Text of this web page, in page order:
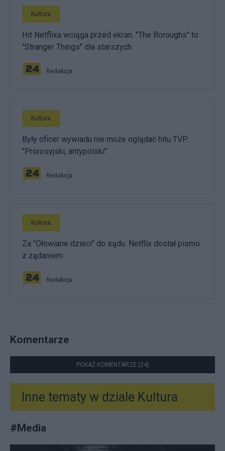
Kultura
Hit Netflixa wciąga przed ekran. "The Boroughs" to
"Stranger Things" dla starszych
Redakcja
Kultura
Były oficer wywiadu nie może oglądać hitu TVP.
"Prorosyjski, antypolski"
Redakcja
Kultura
Za "Ołowiane dzieci" do sądu. Netflix dostał pismo
z żądaniem
Redakcja
Komentarze
POKAŻ KOMENTARZE (24)
Inne tematy w dziale Kultura
#Media